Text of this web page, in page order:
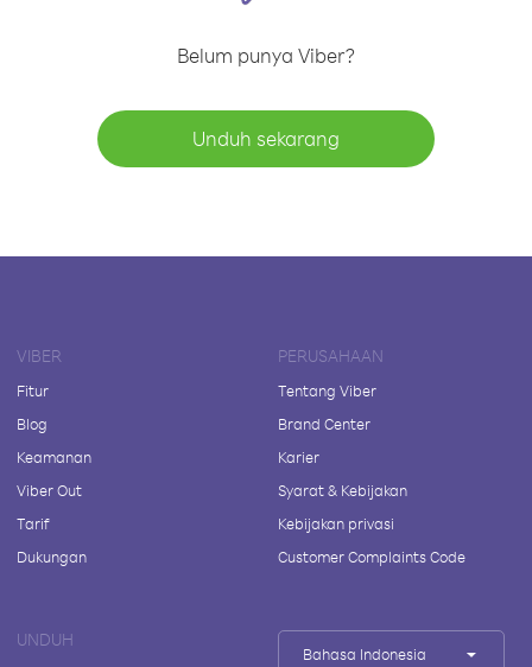
Belum punya Viber?
Unduh sekarang
VIBER
Fitur
Blog
Keamanan
Viber Out
Tarif
Dukungan
PERUSAHAAN
Tentang Viber
Brand Center
Karier
Syarat & Kebijakan
Kebijakan privasi
Customer Complaints Code
UNDUH
Bahasa Indonesia